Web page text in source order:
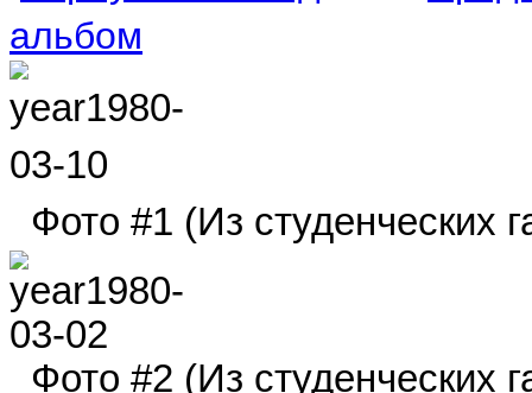
альбом
Фото #1 (Из студенческих
Фото #2 (Из студенческих